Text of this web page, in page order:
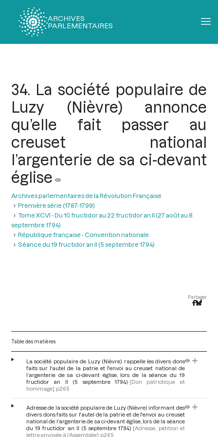
ARCHIVES
PARLEMENTAIRES
34. La société populaire de
Luzy (Nièvre) annonce
qu’elle fait passer au
creuset national
l’argenterie de sa ci-devant
église
Archives parlementaires de la Révolution Française
Première série (1787-1799)
Tome XCVI - Du 10 fructidor au 22 fructidor an II (27 août au 8
septembre 1794)
République française - Convention nationale
Séance du 19 fructidor an II (5 septembre 1794)
Partager
Table des matières
La société populaire de Luzy (Nièvre) rappelle les divers dons
faits sur l'autel de la patrie et l'envoi au creuset national de
l’argenterie de sa ci-devant église, lors de la séance du 19
fructidor an II (5 septembre 1794) [Don patriotique et
hommage] p.265
Adresse de la société populaire de Luzy (Nièvre) informant des
divers dons faits sur l'autel de la patrie et de l'envoi au creuset
national de l’argenterie de sa ci-devant église, lors de la séance
du 19 fructidor an II (5 septembre 1794) [Adresse, pétition et
lettre envoyée à l’Assemblée] p.265